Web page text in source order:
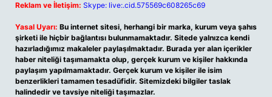
Reklam ve İletişim: Skype: live:.cid.575569c608265c69
Yasal Uyarı: Bu internet sitesi, herhangi bir marka, kurum veya şahıs
şirketi ile hiçbir bağlantısı bulunmamaktadır. Sitede yalnızca kendi
hazırladığımız makaleler paylaşılmaktadır. Burada yer alan içerikler
haber niteliği taşımamakta olup, gerçek kurum ve kişiler hakkında
paylaşım yapılmamaktadır. Gerçek kurum ve kişiler ile isim
benzerlikleri tamamen tesadüfidir. Sitemizdeki bilgiler taslak
halindedir ve tavsiye niteliği taşımazlar.